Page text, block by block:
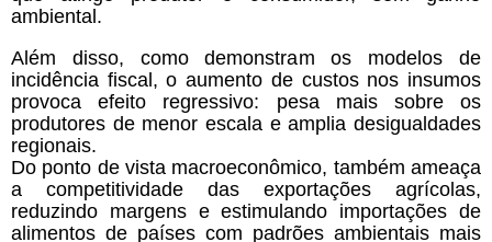
ambiental.
Além disso, como demonstram os modelos de
incidência fiscal, o aumento de custos nos insumos
provoca efeito regressivo: pesa mais sobre os
produtores de menor escala e amplia desigualdades
regionais.
Do ponto de vista macroeconômico, também ameaça
a competitividade das exportações agrícolas,
reduzindo margens e estimulando importações de
alimentos de países com padrões ambientais mais